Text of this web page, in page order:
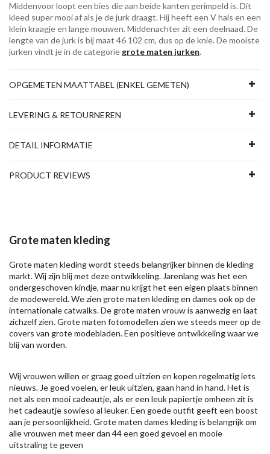
Middenvoor loopt een bies die aan beide kanten gerimpeld is. Dit
kleed super mooi af als je de jurk draagt. Hij heeft een V hals en een
klein kraagje en lange mouwen. Middenachter zit een deelnaad. De
lengte van de jurk is bij maat 46 102 cm, dus op de knie. De mooiste
jurken vindt je in de categorie grote maten jurken.
OPGEMETEN MAATTABEL (ENKEL GEMETEN)
LEVERING & RETOURNEREN
DETAIL INFORMATIE
PRODUCT REVIEWS
Grote maten kleding
Grote maten kleding wordt steeds belangrijker binnen de kleding
markt. Wij zijn blij met deze ontwikkeling. Jarenlang was het een
ondergeschoven kindje, maar nu krijgt het een eigen plaats binnen
de modewereld. We zien grote maten kleding en dames ook op de
internationale catwalks. De grote maten vrouw is aanwezig en laat
zichzelf zien. Grote maten fotomodellen zien we steeds meer op de
covers van grote modebladen. Een positieve ontwikkeling waar we
blij van worden.
Wij vrouwen willen er graag goed uitzien en kopen regelmatig iets
nieuws. Je goed voelen, er leuk uitzien, gaan hand in hand. Het is
net als een mooi cadeautje, als er een leuk papiertje omheen zit is
het cadeautje sowieso al leuker. Een goede outfit geeft een boost
aan je persoonlijkheid. Grote maten dames kleding is belangrijk om
alle vrouwen met meer dan 44 een goed gevoel en mooie
uitstraling te geven